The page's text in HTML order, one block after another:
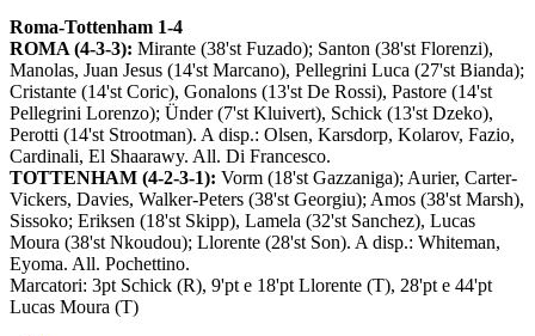
Roma-Tottenham 1-4
ROMA (4-3-3): Mirante (38'st Fuzado); Santon (38'st Florenzi),
Manolas, Juan Jesus (14'st Marcano), Pellegrini Luca (27'st Bianda);
Cristante (14'st Coric), Gonalons (13'st De Rossi), Pastore (14'st
Pellegrini Lorenzo); Ünder (7'st Kluivert), Schick (13'st Dzeko),
Perotti (14'st Strootman). A disp.: Olsen, Karsdorp, Kolarov, Fazio,
Cardinali, El Shaarawy. All. Di Francesco.
TOTTENHAM (4-2-3-1): Vorm (18'st Gazzaniga); Aurier, Carter-
Vickers, Davies, Walker-Peters (38'st Georgiu); Amos (38'st Marsh),
Sissoko; Eriksen (18'st Skipp), Lamela (32'st Sanchez), Lucas
Moura (38'st Nkoudou); Llorente (28'st Son). A disp.: Whiteman,
Eyoma. All. Pochettino.
Marcatori: 3pt Schick (R), 9'pt e 18'pt Llorente (T), 28'pt e 44'pt
Lucas Moura (T)